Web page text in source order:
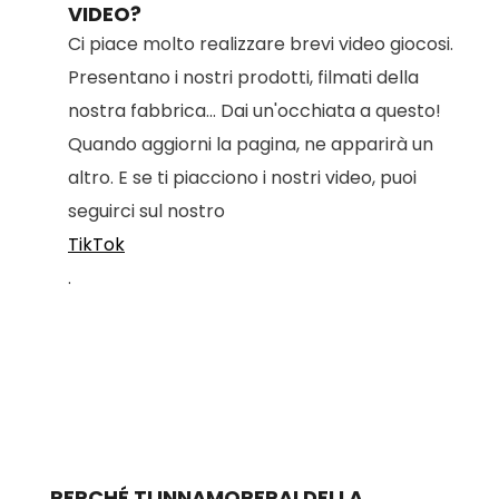
VIDEO?
Ci piace molto realizzare brevi video giocosi.
Presentano i nostri prodotti, filmati della
nostra fabbrica... Dai un'occhiata a questo!
Quando aggiorni la pagina, ne apparirà un
altro. E se ti piacciono i nostri video, puoi
seguirci sul nostro
TikTok
.